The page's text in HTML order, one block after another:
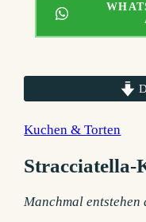
Kuchen & Torten
Stracciatella-
Manchmal entstehen